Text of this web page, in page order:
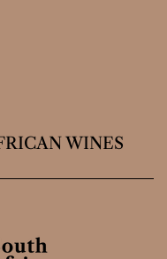
WINES